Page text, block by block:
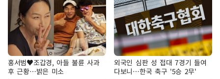
홍서범♥조갑경, 아들 불륜 사과
후 근황…밝은 미소
외국인 심판 성 접대 7경기 들여
다보니…한국 축구 '5승 2무'